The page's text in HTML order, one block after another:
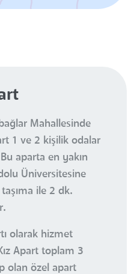
Mahallesinde
1 ve 2 kişilik odalar
aparta en yakın
Üniversitesine
ile 2 dk.
olarak hizmet
Apart toplam 3
olan özel apart